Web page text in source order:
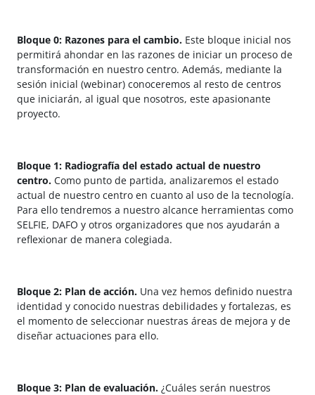
Bloque 0: Razones para el cambio. Este bloque inicial nos
permitirá ahondar en las razones de iniciar un proceso de
transformación en nuestro centro. Además, mediante la
sesión inicial (webinar) conoceremos al resto de centros
que iniciarán, al igual que nosotros, este apasionante
proyecto.
Bloque 1: Radiografía del estado actual de nuestro
centro. Como punto de partida, analizaremos el estado
actual de nuestro centro en cuanto al uso de la tecnología.
Para ello tendremos a nuestro alcance herramientas como
SELFIE, DAFO y otros organizadores que nos ayudarán a
reflexionar de manera colegiada.
Bloque 2: Plan de acción. Una vez hemos definido nuestra
identidad y conocido nuestras debilidades y fortalezas, es
el momento de seleccionar nuestras áreas de mejora y de
diseñar actuaciones para ello.
Bloque 3: Plan de evaluación. ¿Cuáles serán nuestros